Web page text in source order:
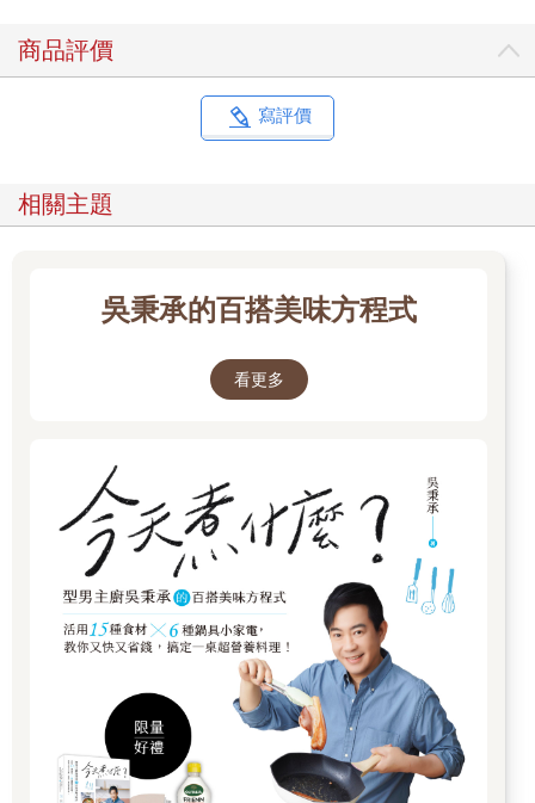
商品評價
寫評價
相關主題
吳秉承的百搭美味方程式
看更多